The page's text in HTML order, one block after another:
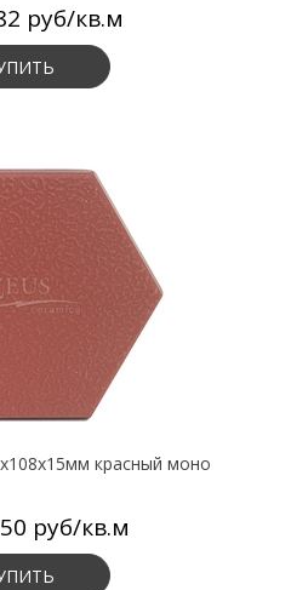
руб/кв.м
красный моно
руб/кв.м